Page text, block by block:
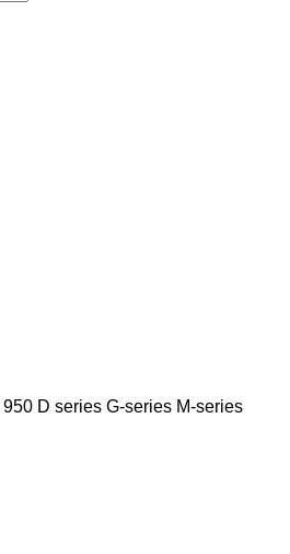
950 D series G-series M-series